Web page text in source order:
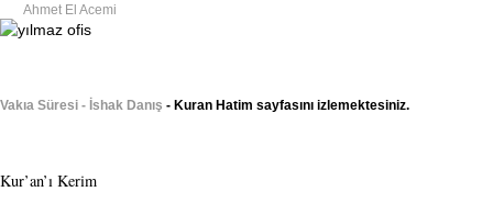
Ahmet El Acemi
Vakıa Süresi - İshak Danış - Kuran Hatim sayfasını izlemektesiniz.
Kur’an’ı Kerim